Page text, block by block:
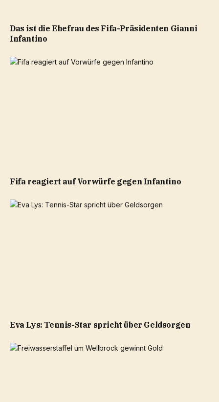
Das ist die Ehefrau des Fifa-Präsidenten Gianni
Infantino
Fifa reagiert auf Vorwürfe gegen Infantino
Eva Lys: Tennis-Star spricht über Geldsorgen